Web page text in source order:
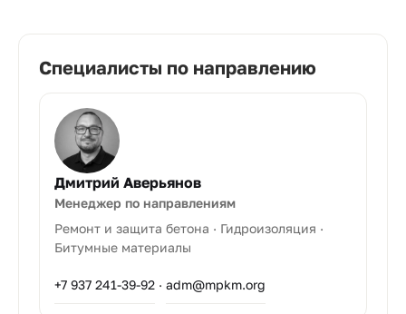
Специалисты по направлению
Дмитрий Аверьянов
Менеджер по направлениям
Ремонт и защита бетона · Гидроизоляция ·
Битумные материалы
+7 937 241-39-92 · adm@mpkm.org